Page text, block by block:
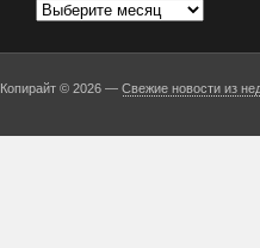
Архивы
Копирайт © 2026 —Свежие новости из